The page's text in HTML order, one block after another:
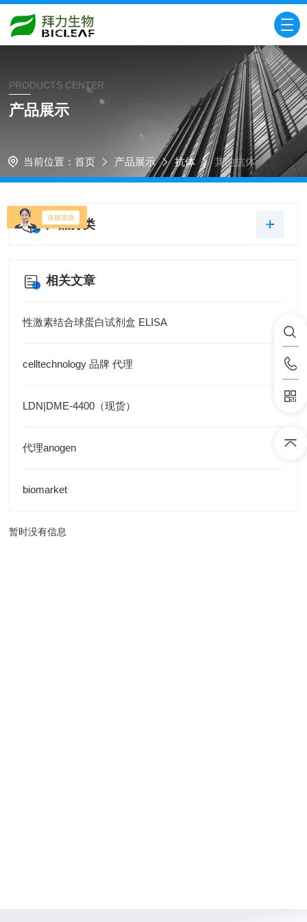
PRODUCTS CENTER
产品展示
当前位置： 首页 产品展示 抗体 其他抗体
产品分类
相关文章
性激素结合球蛋白试剂盒 ELISA
celltechnology 品牌 代理
LDN|DME-4400（现货）
代理anogen
biomarket
暂时没有信息